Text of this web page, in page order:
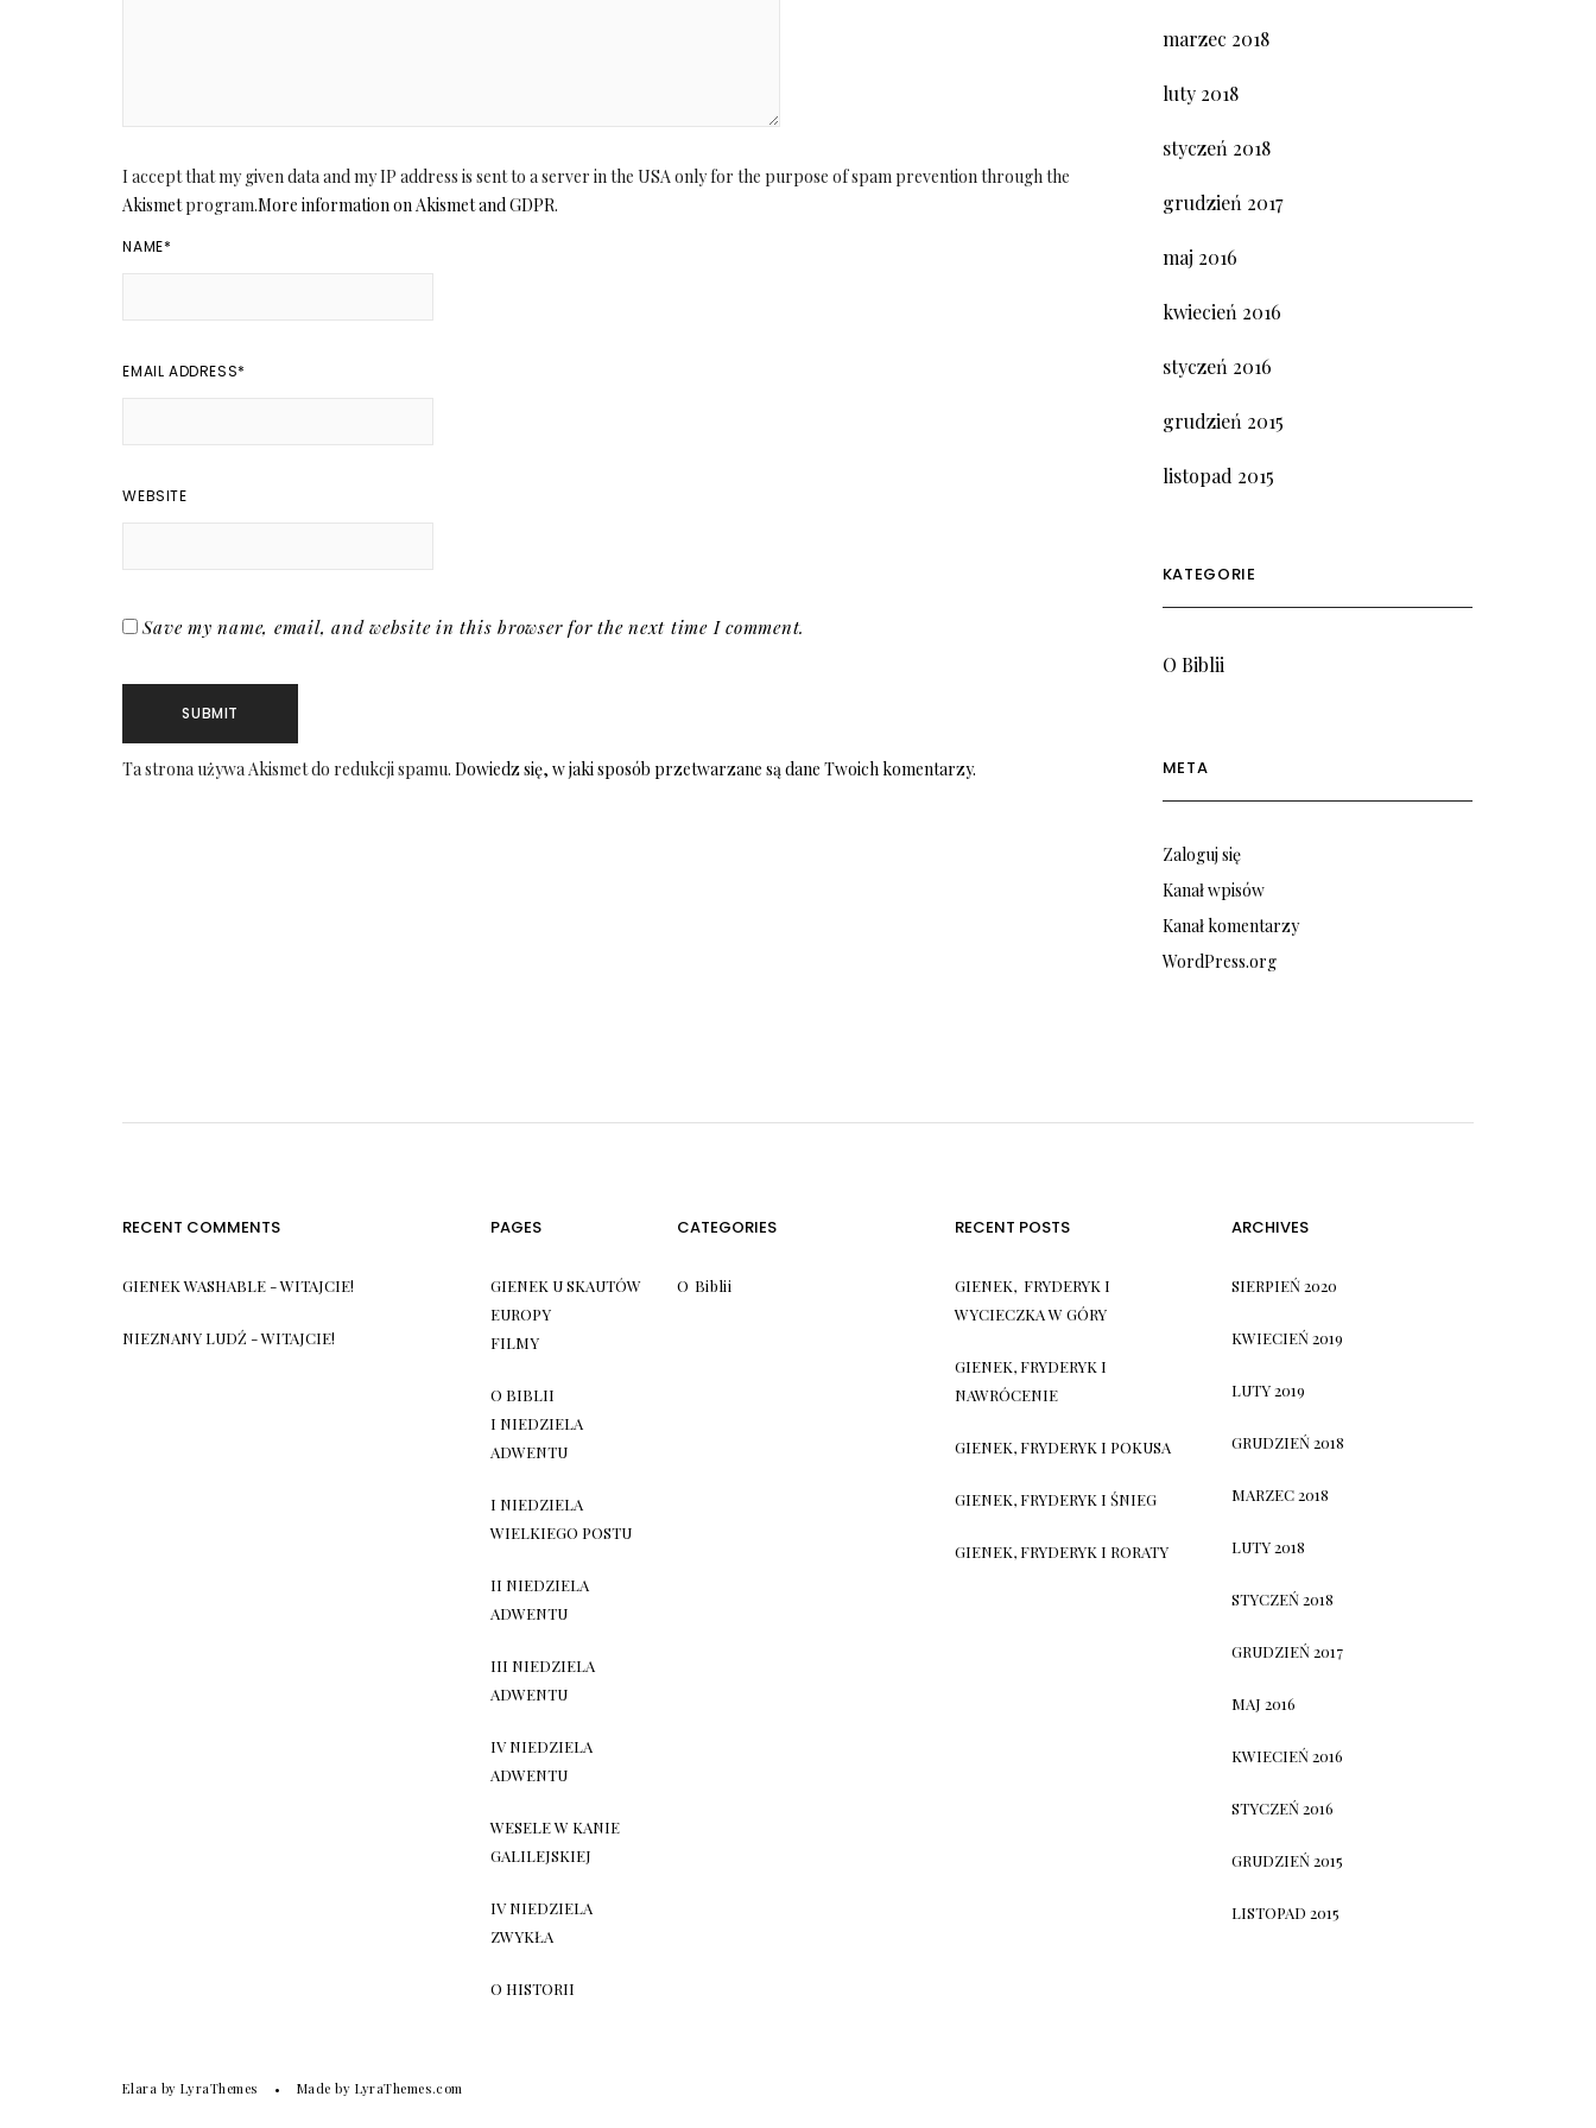
I accept that my given data and my IP address is sent to a server in the USA only for the purpose of spam prevention through the
Akismetprogram.More information on Akismet and GDPR.
NAME*
EMAIL ADDRESS*
WEBSITE
Save my name, email, and website in this browser for the next time I comment.
Ta strona używa Akismet do redukcji spamu.Dowiedz się, w jaki sposób przetwarzane są dane Twoich komentarzy.
marzec 2018
luty 2018
styczeń 2018
grudzień 2017
maj 2016
kwiecień 2016
styczeń 2016
grudzień 2015
listopad 2015
KATEGORIE
O Biblii
META
Zaloguj się
Kanał wpisów
Kanał komentarzy
WordPress.org
RECENT COMMENTS
GIENEK WASHABLE -WITAJCIE!
NIEZNANY LUDŹ -WITAJCIE!
PAGES
GIENEK U SKAUTÓW
EUROPY
FILMY
O BIBLII
I NIEDZIELA
ADWENTU
I NIEDZIELA
WIELKIEGO POSTU
II NIEDZIELA
ADWENTU
III NIEDZIELA
ADWENTU
IV NIEDZIELA
ADWENTU
WESELE W KANIE
GALILEJSKIEJ
IV NIEDZIELA
ZWYKŁA
O HISTORII
CATEGORIES
O Biblii
RECENT POSTS
GIENEK, FRYDERYK I
WYCIECZKA W GÓRY
GIENEK, FRYDERYK I
NAWRÓCENIE
GIENEK, FRYDERYK I POKUSA
GIENEK, FRYDERYK I ŚNIEG
GIENEK, FRYDERYK I RORATY
ARCHIVES
SIERPIEŃ 2020
KWIECIEŃ 2019
LUTY 2019
GRUDZIEŃ 2018
MARZEC 2018
LUTY 2018
STYCZEŃ 2018
GRUDZIEŃ 2017
MAJ 2016
KWIECIEŃ 2016
STYCZEŃ 2016
GRUDZIEŃ 2015
LISTOPAD 2015
Elara by LyraThemes Made byLyraThemes.com